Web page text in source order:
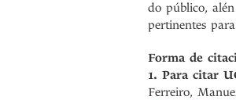
do público,
pertinentes
Forma de
1. Para citar
Ferreiro,